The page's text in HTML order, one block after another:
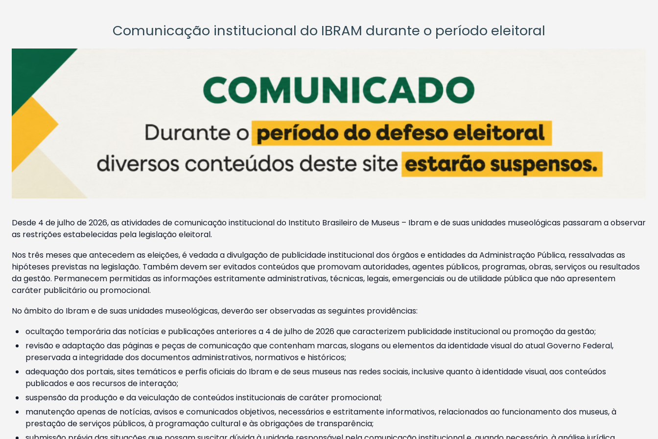
Comunicação institucional do IBRAM durante o período eleitoral
Desde 4 de julho de 2026, as atividades de comunicação institucional do Instituto Brasileiro de Museus – Ibram e de suas unidades museológicas passaram a observar
as restrições estabelecidas pela legislação eleitoral.
Nos três meses que antecedem as eleições, é vedada a divulgação de publicidade institucional dos órgãos e entidades da Administração Pública, ressalvadas as
hipóteses previstas na legislação. Também devem ser evitados conteúdos que promovam autoridades, agentes públicos, programas, obras, serviços ou resultados
da gestão. Permanecem permitidas as informações estritamente administrativas, técnicas, legais, emergenciais ou de utilidade pública que não apresentem
caráter publicitário ou promocional.
No âmbito do Ibram e de suas unidades museológicas, deverão ser observadas as seguintes providências:
ocultação temporária das notícias e publicações anteriores a 4 de julho de 2026 que caracterizem publicidade institucional ou promoção da gestão;
revisão e adaptação das páginas e peças de comunicação que contenham marcas, slogans ou elementos da identidade visual do atual Governo Federal,
preservada a integridade dos documentos administrativos, normativos e históricos;
adequação dos portais, sites temáticos e perfis oficiais do Ibram e de seus museus nas redes sociais, inclusive quanto à identidade visual, aos conteúdos
publicados e aos recursos de interação;
suspensão da produção e da veiculação de conteúdos institucionais de caráter promocional;
manutenção apenas de notícias, avisos e comunicados objetivos, necessários e estritamente informativos, relacionados ao funcionamento dos museus, à
prestação de serviços públicos, à programação cultural e às obrigações de transparência;